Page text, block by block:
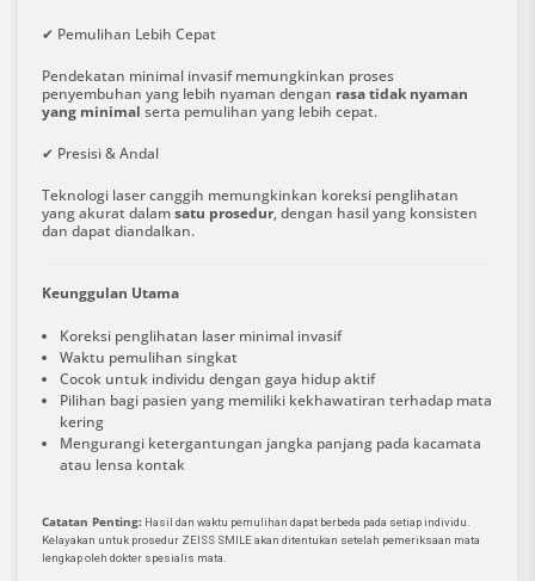
✔ Pemulihan Lebih Cepat
Pendekatan minimal invasif memungkinkan proses
penyembuhan yang lebih nyaman dengan rasa tidak nyaman
yang minimal serta pemulihan yang lebih cepat.
✔ Presisi & Andal
Teknologi laser canggih memungkinkan koreksi penglihatan
yang akurat dalamsatu prosedur, dengan hasil yang konsisten
dan dapat diandalkan.
Keunggulan Utama
Koreksi penglihatan laser minimal invasif
Waktu pemulihan singkat
Cocok untuk individu dengan gaya hidup aktif
Pilihan bagi pasien yang memiliki kekhawatiran terhadap mata
kering
Mengurangi ketergantungan jangka panjang pada kacamata
atau lensa kontak
Catatan Penting: Hasil dan waktu pemulihan dapat berbeda pada setiap individu.
Kelayakan untuk prosedur ZEISS SMILE akan ditentukan setelah pemeriksaan mata
lengkap oleh dokter spesialis mata.